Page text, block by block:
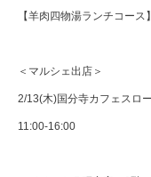
【羊肉四物湯ランチコース】
＜マルシェ出店＞
2/13(木)国分寺カフェスロ
11:00-16:00